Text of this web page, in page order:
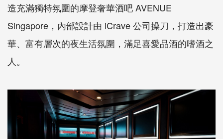
造充滿獨特氛圍的摩登奢華酒吧AVENUE
Singapore ，內部設計由 iCrave公司操刀，打造出豪
華、富有層次的夜生活氛圍，滿足喜愛品酒的嗜酒之
人。